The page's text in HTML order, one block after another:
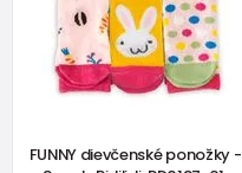
FUNNY dievčenské ponožky -